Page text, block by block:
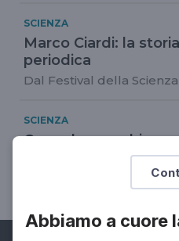
Abbiamo a cuore
SCIENZA
Marco Ciardi: la
periodica
Dal Festival della Scienza
SCIENZA
Come le macchine